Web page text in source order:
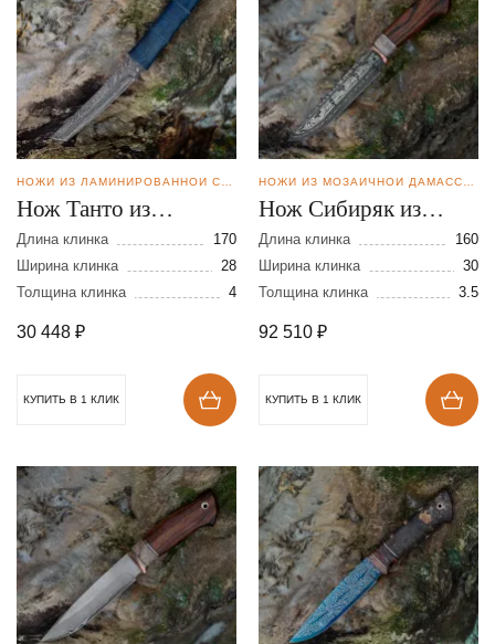
НОЖИ ИЗ ЛАМИНИРОВАННОЙ СТАЛИ
Нож Танто из
ламинированной
стали
Длина клинка
170
Ширина клинка
28
Толщина клинка
4
30 448 ₽
КУПИТЬ В 1 КЛИК
НОЖИ ИЗ МОЗАИЧНОЙ ДАМАССКОЙ СТАЛИ
Нож Сибиряк из
мозаичной дамасской
стали
Длина клинка
160
Ширина клинка
30
Толщина клинка
3.5
92 510 ₽
КУПИТЬ В 1 КЛИК